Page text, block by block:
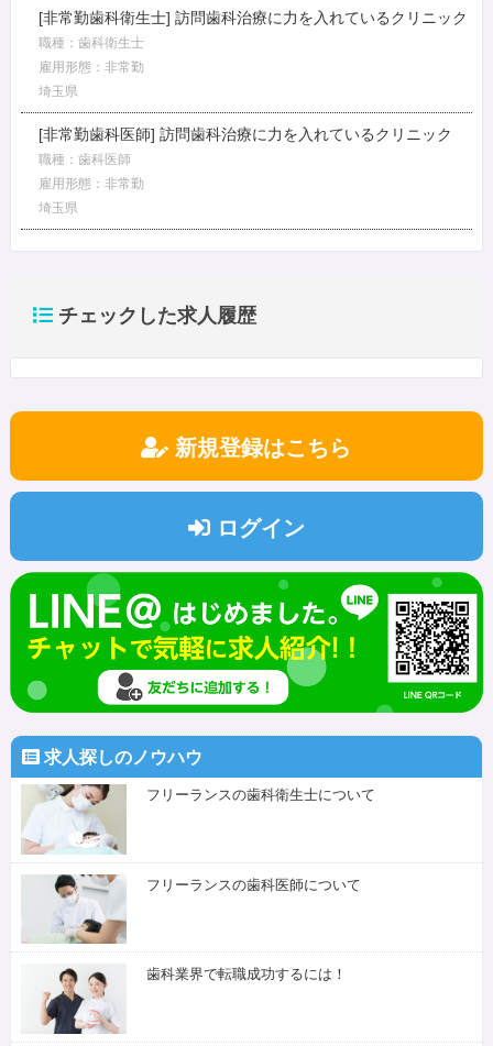
[非常勤歯科衛生士] 訪問歯科治療に力を入れているクリニック
職種：歯科衛生士
雇用形態：非常勤
埼玉県
[非常勤歯科医師] 訪問歯科治療に力を入れているクリニック
職種：歯科医師
雇用形態：非常勤
埼玉県
チェックした求人履歴
新規登録はこちら
ログイン
求人探しのノウハウ
フリーランスの歯科衛生士について
フリーランスの歯科医師について
歯科業界で転職成功するには！